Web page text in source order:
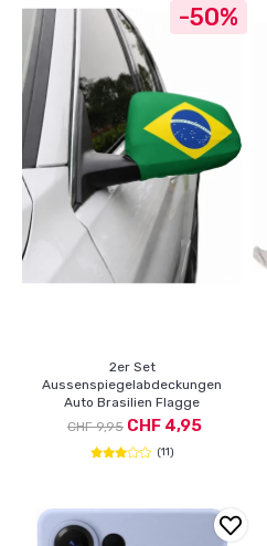
2er Set
Aussenspiegelabdeckungen
Auto Brasilien Flagge
CHF 9,95 CHF 4,95
(11)
-50%